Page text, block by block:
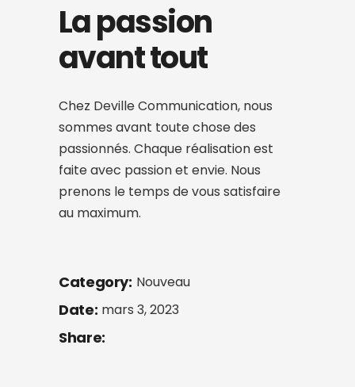
La passion
avant tout
Chez Deville Communication, nous
sommes avant toute chose des
passionnés. Chaque réalisation est
faite avec passion et envie. Nous
prenons le temps de vous satisfaire
au maximum.
Category: Nouveau
Date: mars 3, 2023
Share: